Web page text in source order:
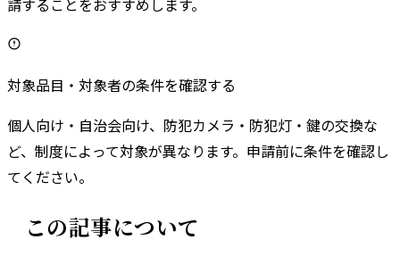
対象品目・対象者の条件を確認する
個人向け・自治会向け、防犯カメラ・防犯灯・鍵の交換な
ど、制度によって対象が異なります。申請前に条件を確認し
てください。
この記事について